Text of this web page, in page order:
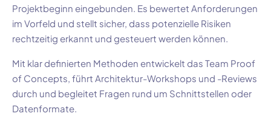
Projektbeginn eingebunden. Es bewertet Anforderungen
im Vorfeld und stellt sicher, dass potenzielle Risiken
rechtzeitig erkannt und gesteuert werden können.
Mit klar definierten Methoden entwickelt das Team Proof
of Concepts, führt Architektur-Workshops und -Reviews
durch und begleitet Fragen rund um Schnittstellen oder
Datenformate.